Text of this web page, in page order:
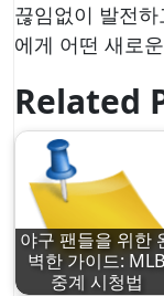
끊임없이 발전
에게 어떤 새로
Related
야구 팬들을 위한
벽한 가이드: MLB
중계 시청법